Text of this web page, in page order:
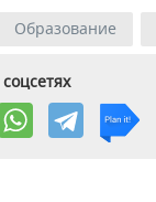
Образование